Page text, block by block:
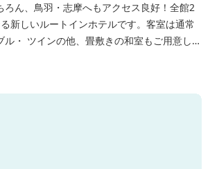
ろん、鳥羽・志摩へもアクセス良好！全館2
新しいルートインホテルです。客室は通常
・ ツインの他、畳敷きの和室もご用意して
ッドが設置されています）靴を脱いでお部屋
。 また、朝食バイキング無料サービス（営業
場完備、全室インターネット回線完備（Wi-